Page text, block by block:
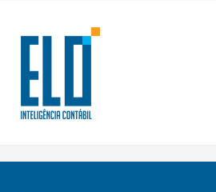
content